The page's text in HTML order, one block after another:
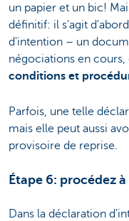
un papier et un bic!
définitif: il s'agit
d'intention – un
négociations en cours,
conditions et
Parfois, une telle
mais elle peut aussi
provisoire de reprise.
Étape 6: procédez
Dans la déclaration